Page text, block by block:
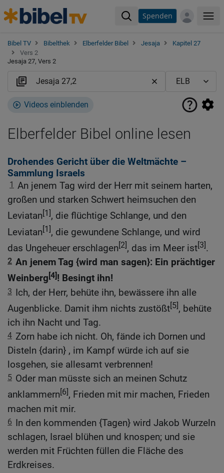
Spenden
Bibel TV Bibelthek Elberfelder Bibel Jesaja
Kapitel 27
Vers 2
Jesaja 27, Vers 2
Videos einblenden
Elberfelder Bibel online lesen
Drohendes Gericht über die Weltmächte –
Sammlung Israels
1 An jenem Tag wird der Herr mit seinem harten,
großen und starken Schwert heimsuchen den
Leviatan[1], die flüchtige Schlange, und den
Leviatan[1], die gewundene Schlange, und wird
das Ungeheuer erschlagen[2], das im Meer ist[3].
2 An jenem Tag {wird man sagen}: Ein prächtiger
Weinberg [4]! Besingt ihn!
3 Ich, der Herr, behüte ihn, bewässere ihn alle
Augenblicke. Damit ihm nichts zustößt[5], behüte
ich ihn Nacht und Tag.
4 Zorn habe ich nicht. Oh, fände ich Dornen und
Disteln {darin} , im Kampf würde ich auf sie
losgehen, sie allesamt verbrennen!
5 Oder man müsste sich an meinen Schutz
anklammern[6], Frieden mit mir machen, Frieden
machen mit mir.
6 In den kommenden {Tagen} wird Jakob Wurzeln
schlagen, Israel blühen und knospen; und sie
werden mit Früchten füllen die Fläche des
Erdkreises.